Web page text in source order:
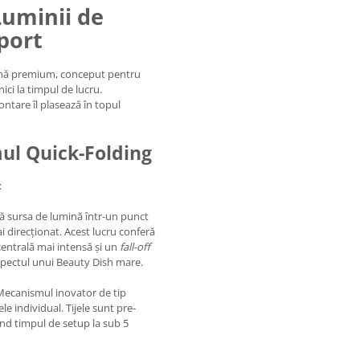
de
premium, conceput pentru
la timpul de lucru.
îl plasează în topul
Quick-Folding
sursa de lumină într-un punct
direcționat. Acest lucru conferă
mai intensă și un fall-off
unui Beauty Dish mare.
inovator de tip
individual. Tijele sunt pre-
timpul de setup la sub 5